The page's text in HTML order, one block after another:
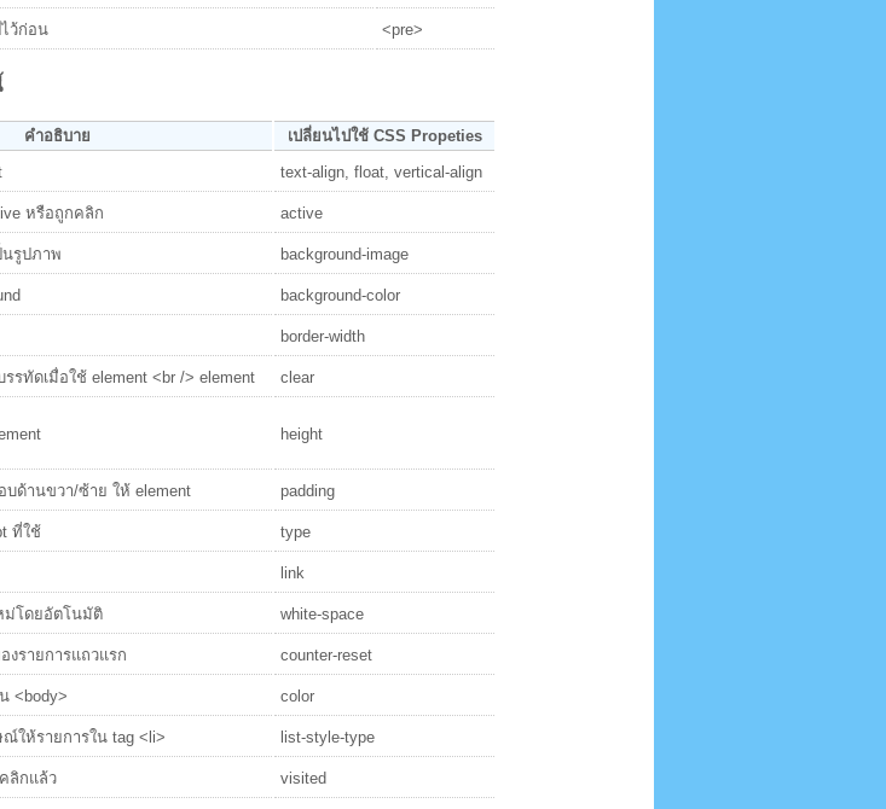
ว้ก่อน <pre>
คำอธิบาย
เปลี่ยนไปใช้ CSS Propeties
text-align, float, vertical-align
หรือถูกคลิก active
นรูปภาพ background-image
background-color
border-width
ทัดเมื่อใช้ element <br /> element clear
height
บด้านขวา/ซ้าย ให้ element padding
ที่ใช้ type
link
ม่โดยอัตโนมัติ white-space
งรายการแถวแรก counter-reset
<body> color
ห้รายการใน tag <li> list-style-type
ลิกแล้ว visited